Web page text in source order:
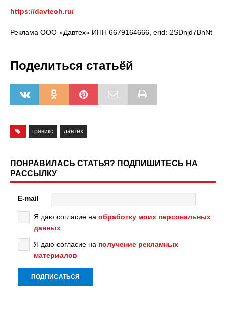
https://davtech.ru/
Реклама ООО «Давтех» ИНН 6679164666, erid: 2SDnjd7BhNt
Поделиться статьёй
гравикс давтех
ПОНРАВИЛАСЬ СТАТЬЯ? ПОДПИШИТЕСЬ НА
РАССЫЛКУ
E-mail
Я даю согласие на обработку моих персональных
данных
Я даю согласие на получение рекламных
материалов